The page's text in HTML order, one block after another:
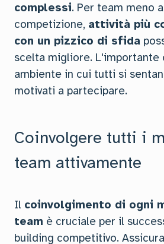
complessi. Per team meno
competizione, attività più
con un pizzico di sfida
scelta migliore. L'importante
ambiente in cui tutti si
motivati a partecipare.
Coinvolgere tutti i
team attivamente
Il coinvolgimento di ogni
team è cruciale per il
building competitivo.